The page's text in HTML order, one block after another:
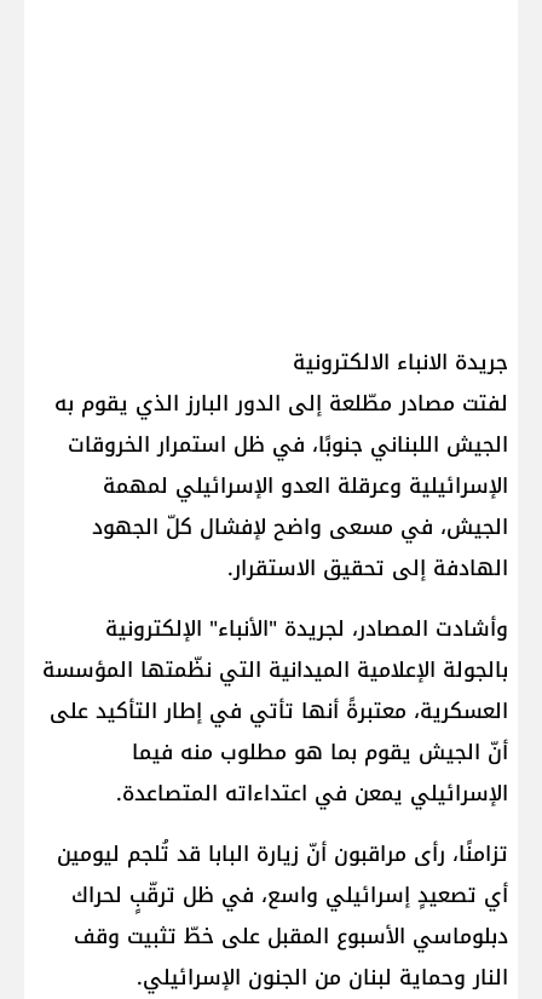
جريدة الانباء الالكترونية
لفتت مصادر مطّلعة إلى الدور البارز الذي يقوم به
الجيش اللبناني جنوبًا، في ظل استمرار الخروقات
الإسرائيلية وعرقلة العدو الإسرائيلي لمهمة
الجيش، في مسعى واضح لإفشال كلّ الجهود
الهادفة إلى تحقيق الاستقرار.
وأشادت المصادر، لجريدة "الأنباء" الإلكترونية
بالجولة الإعلامية الميدانية التي نظّمتها المؤسسة
العسكرية، معتبرةً أنها تأتي في إطار التأكيد على
أنّ الجيش يقوم بما هو مطلوب منه فيما
الإسرائيلي يمعن في اعتداءاته المتصاعدة.
تزامنًا، رأى مراقبون أنّ زيارة البابا قد تُلجم ليومين
أي تصعيدٍ إسرائيلي واسع، في ظل ترقّبٍ لحراك
دبلوماسي الأسبوع المقبل على خطّ تثبيت وقف
النار وحماية لبنان من الجنون الإسرائيلي.